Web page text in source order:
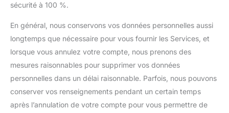
sécurité à 100 %.
En général, nous conservons vos données personnelles aussi
longtemps que nécessaire pour vous fournir les Services, et
lorsque vous annulez votre compte, nous prenons des
mesures raisonnables pour supprimer vos données
personnelles dans un délai raisonnable. Parfois, nous pouvons
conserver vos renseignements pendant un certain temps
après l’annulation de votre compte pour vous permettre de